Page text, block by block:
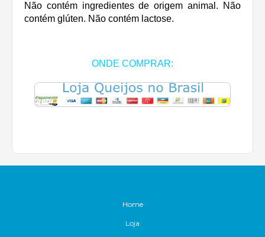
Não contém ingredientes de origem animal. Não
contém glúten. Não contém lactose.
ONDE COMPRAR:
Home
Loja